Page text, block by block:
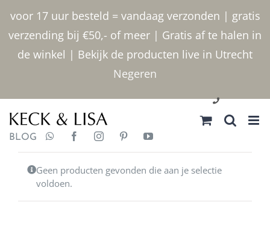
voor 17 uur besteld = vandaag verzonden | gratis
verzending bij €50,- of meer | Gratis af te halen in
de winkel | Bekijk de producten live in Utrecht
Negeren
Ga naar inhoud
030 2400000
BLOG
Geen producten gevonden die aan je selectie
voldoen.